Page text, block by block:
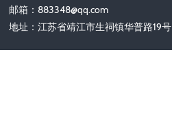
邮箱： 883348@qq.com
地址：江苏省靖江市生祠镇华普路19号